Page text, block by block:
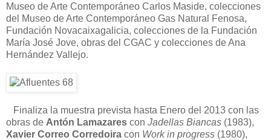
Museo de Arte Contemporáneo Carlos Maside, colecciones
del Museo de Arte Contemporáneo Gas Natural Fenosa,
Fundación Novacaixagalicia, colecciones de la Fundación
María José Jove, obras del CGAC y colecciones de Ana
Hernández Vallejo.
Finaliza la muestra prevista hasta Enero del 2013 con las
obras de Antón Lamazares con Jadellas Biancas (1983),
Xavier Correo Corredoira con Work in progress (1980),